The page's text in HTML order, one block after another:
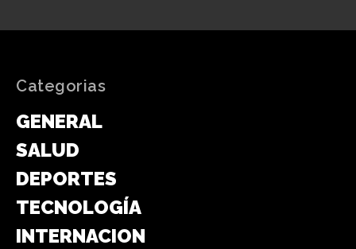
Categorias
GENERAL
SALUD
DEPORTES
TECNOLOGÍA
INTERNACIONAL